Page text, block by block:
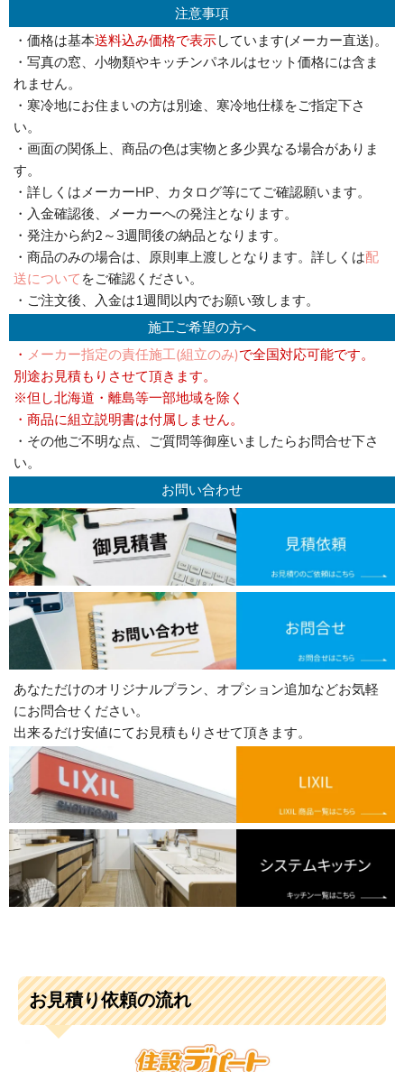
注意事項
・価格は基本送料込み価格で表示しています(メーカー直送)。
・写真の窓、小物類やキッチンパネルはセット価格には含ま
れません。
・寒冷地にお住まいの方は別途、寒冷地仕様をご指定下さ
い。
・画面の関係上、商品の色は実物と多少異なる場合がありま
す。
・詳しくはメーカーHP、カタログ等にてご確認願います。
・入金確認後、メーカーへの発注となります。
・発注から約2～3週間後の納品となります。
・商品のみの場合は、原則車上渡しとなります。詳しくは配
送について をご確認ください。
・ご注文後、入金は1週間以内でお願い致します。
施工ご希望の方へ
・ メーカー指定の責任施工(組立のみ)で全国対応可能です。
別途お見積もりさせて頂きます。
※但し北海道・離島等一部地域を除く
・商品に組立説明書は付属しません。
・その他ご不明な点、ご質問等御座いましたらお問合せ下さ
い。
お問い合わせ
あなただけのオリジナルプラン、オプション追加などお気軽
にお問合せください。
出来るだけ安値にてお見積もりさせて頂きます。
お見積り依頼の流れ